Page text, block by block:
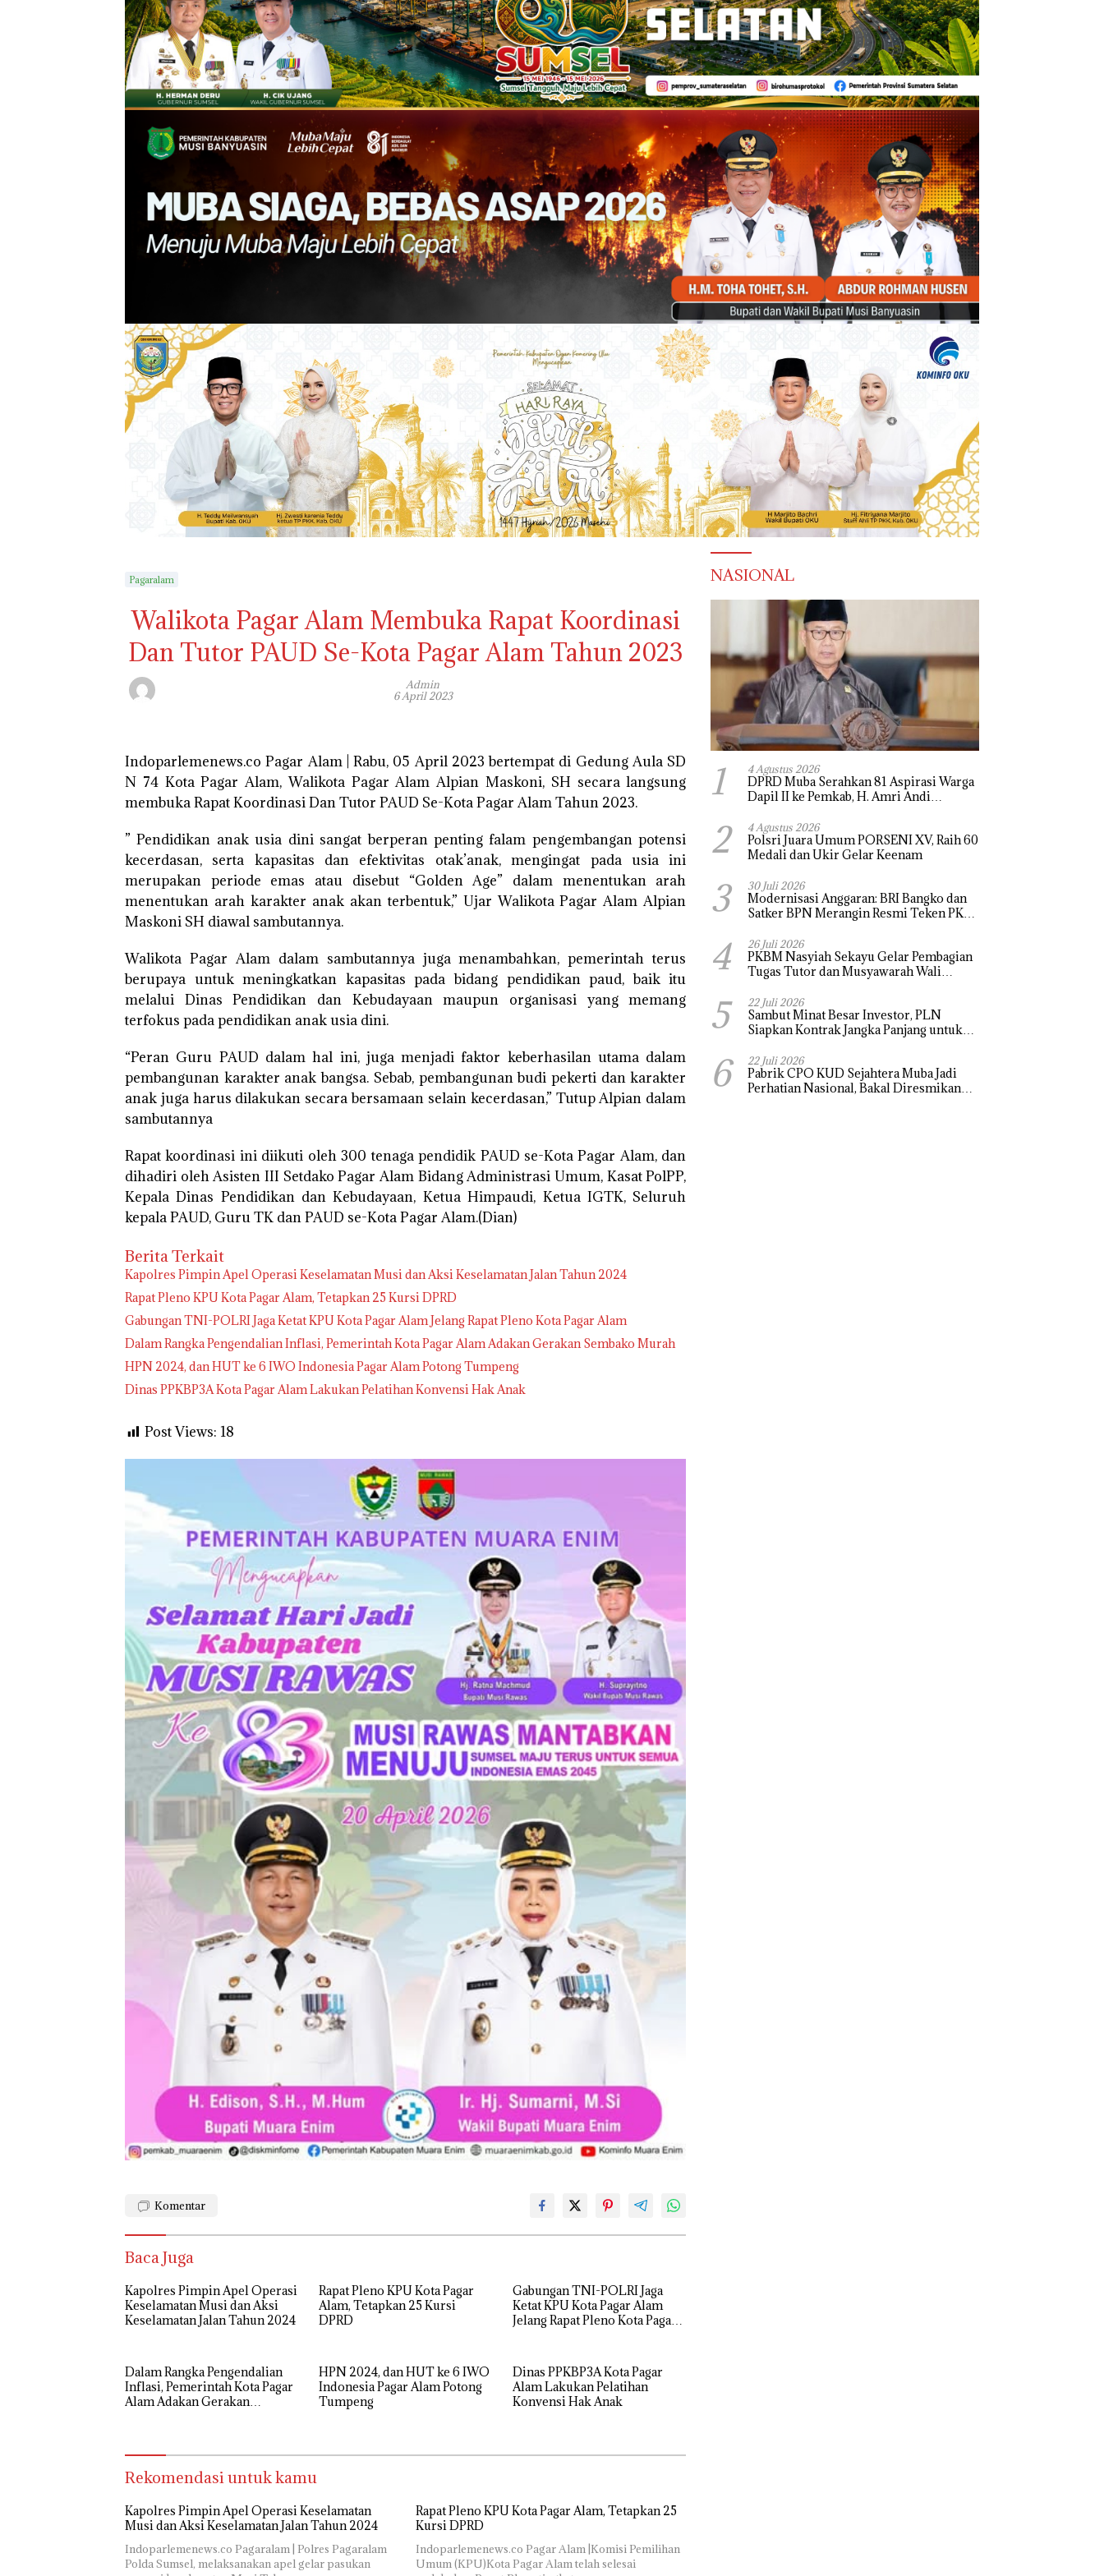
Pagaralam
Walikota Pagar Alam Membuka Rapat Koordinasi
Dan Tutor PAUD Se-Kota Pagar Alam Tahun 2023
Admin
6 April 2023
Indoparlemenews.co Pagar Alam | Rabu, 05 April 2023 bertempat di Gedung Aula SD
N 74 Kota Pagar Alam, Walikota Pagar Alam Alpian Maskoni, SH secara langsung
membuka Rapat Koordinasi Dan Tutor PAUD Se-Kota Pagar Alam Tahun 2023.
” Pendidikan anak usia dini sangat berperan penting falam pengembangan potensi
kecerdasan, serta kapasitas dan efektivitas otak’anak, mengingat pada usia ini
merupakan periode emas atau disebut “Golden Age” dalam menentukan arah
menentukan arah karakter anak akan terbentuk,” Ujar Walikota Pagar Alam Alpian
Maskoni SH diawal sambutannya.
Walikota Pagar Alam dalam sambutannya juga menambahkan, pemerintah terus
berupaya untuk meningkatkan kapasitas pada bidang pendidikan paud, baik itu
melalui Dinas Pendidikan dan Kebudayaan maupun organisasi yang memang
terfokus pada pendidikan anak usia dini.
“Peran Guru PAUD dalam hal ini, juga menjadi faktor keberhasilan utama dalam
pembangunan karakter anak bangsa. Sebab, pembangunan budi pekerti dan karakter
anak juga harus dilakukan secara bersamaan selain kecerdasan,” Tutup Alpian dalam
sambutannya
Rapat koordinasi ini diikuti oleh 300 tenaga pendidik PAUD se-Kota Pagar Alam, dan
dihadiri oleh Asisten III Setdako Pagar Alam Bidang Administrasi Umum, Kasat PolPP,
Kepala Dinas Pendidikan dan Kebudayaan, Ketua Himpaudi, Ketua IGTK, Seluruh
kepala PAUD, Guru TK dan PAUD se-Kota Pagar Alam.(Dian)
Berita Terkait
Kapolres Pimpin Apel Operasi Keselamatan Musi dan Aksi Keselamatan Jalan Tahun 2024
Rapat Pleno KPU Kota Pagar Alam, Tetapkan 25 Kursi DPRD
Gabungan TNI-POLRI Jaga Ketat KPU Kota Pagar Alam Jelang Rapat Pleno Kota Pagar Alam
Dalam Rangka Pengendalian Inflasi, Pemerintah Kota Pagar Alam Adakan Gerakan Sembako Murah
HPN 2024, dan HUT ke 6 IWO Indonesia Pagar Alam Potong Tumpeng
Dinas PPKBP3A Kota Pagar Alam Lakukan Pelatihan Konvensi Hak Anak
Post Views: 18
Komentar
Baca Juga
Kapolres Pimpin Apel Operasi
Keselamatan Musi dan Aksi
Keselamatan Jalan Tahun 2024
Rapat Pleno KPU Kota Pagar
Alam, Tetapkan 25 Kursi
DPRD
Gabungan TNI-POLRI Jaga
Ketat KPU Kota Pagar Alam
Jelang Rapat Pleno Kota Pagar
Dalam Rangka Pengendalian
Inflasi, Pemerintah Kota Pagar
Alam Adakan Gerakan
HPN 2024, dan HUT ke 6 IWO
Indonesia Pagar Alam Potong
Tumpeng
Dinas PPKBP3A Kota Pagar
Alam Lakukan Pelatihan
Konvensi Hak Anak
Rekomendasi untuk kamu
Kapolres Pimpin Apel Operasi Keselamatan
Musi dan Aksi Keselamatan Jalan Tahun 2024
Indoparlemenews.co Pagaralam | Polres Pagaralam
Polda Sumsel, melaksanakan apel gelar pasukan
Rapat Pleno KPU Kota Pagar Alam, Tetapkan 25
Kursi DPRD
Indoparlemenews.co Pagar Alam |Komisi Pemilihan
Umum (KPU)Kota Pagar Alam telah selesai
NASIONAL
1 4 Agustus 2026
DPRD Muba Serahkan 81 Aspirasi Warga
Dapil II ke Pemkab, H. Amri Andi
2 4 Agustus 2026
Polsri Juara Umum PORSENI XV, Raih 60
Medali dan Ukir Gelar Keenam
3 30 Juli 2026
Modernisasi Anggaran: BRI Bangko dan
Satker BPN Merangin Resmi Teken PKS
4 26 Juli 2026
PKBM Nasyiah Sekayu Gelar Pembagian
Tugas Tutor dan Musyawarah Wali
5 22 Juli 2026
Sambut Minat Besar Investor, PLN
Siapkan Kontrak Jangka Panjang untuk
6 22 Juli 2026
Pabrik CPO KUD Sejahtera Muba Jadi
Perhatian Nasional, Bakal Diresmikan